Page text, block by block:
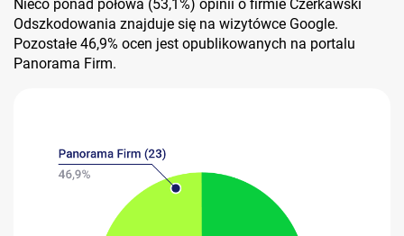
Nieco ponad połowa (53,1%) opinii o firmie Czerkawski
Odszkodowania znajduje się na wizytówce Google.
Pozostałe 46,9% ocen jest opublikowanych na portalu
Panorama Firm.